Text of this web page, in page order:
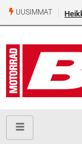
UUSIMMAT